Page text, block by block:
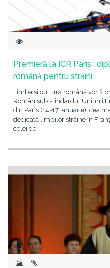
Premieră la ICR Paris :
română pentru străini
Limba și cultura română vor fi
Român sub stindardul Uniunii
din Paris (14-17 ianuarie), cea
dedicată limbilor străine în
celei de